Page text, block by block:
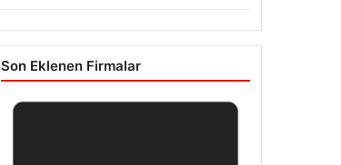
Son Eklenen Firmalar